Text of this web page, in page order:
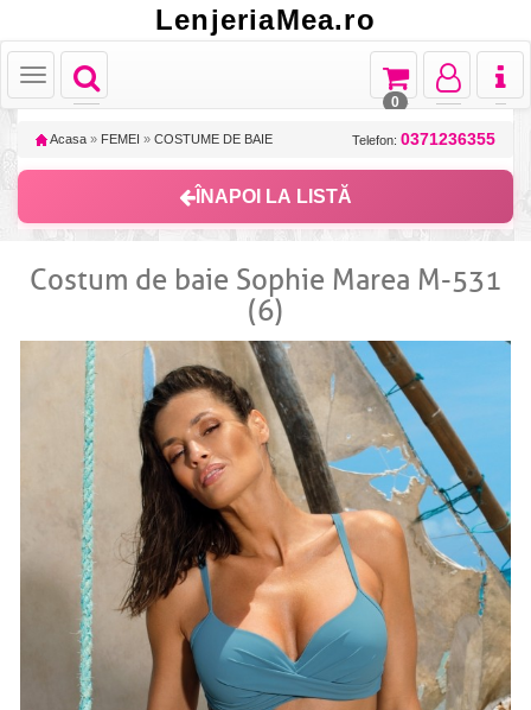
LenjeriaMea.ro
Toggle
navigation
Toggle
Toggle
navigation
Toggle
navigation
Toggle
navigation
0
Acasa » FEMEI » COSTUME DE BAIE Telefon: 0371236355
ÎNAPOI LA LISTĂ
Costum de baie Sophie Marea M-531
(6)